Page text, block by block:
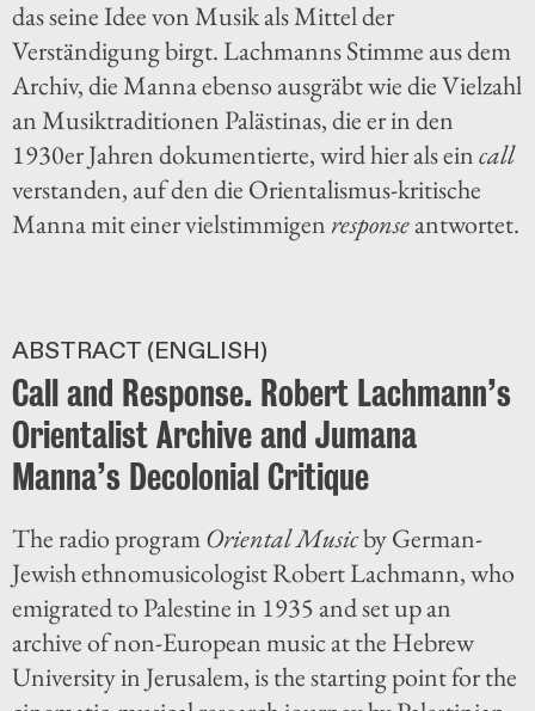
das seine Idee von Musik als Mittel der
Verständigung birgt. Lachmanns Stimme aus dem
Archiv, die Manna ebenso ausgräbt wie die Vielzahl
an Musiktraditionen Palästinas, die er in den
1930er Jahren dokumentierte, wird hier als eincall
verstanden, auf den die Orientalismus-kritische
Manna mit einer vielstimmigenresponseantwortet.
ABSTRACT (ENGLISH)
Call and Response. Robert Lachmann’s
Orientalist Archive and Jumana
Manna’s Decolonial Critique
The radio programOriental Musicby German-
Jewish ethnomusicologist Robert Lachmann, who
emigrated to Palestine in 1935 and set up an
archive of non-European music at the Hebrew
University in Jerusalem, is the starting point for the